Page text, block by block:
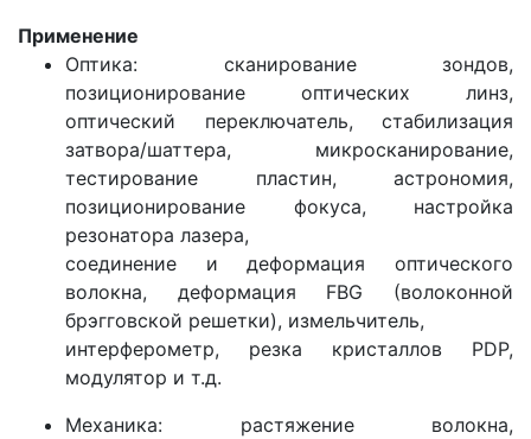
Применение
Оптика: сканирование зондов,
позиционирование оптических линз,
оптический переключатель, стабилизация
затвора/шаттера, микросканирование,
тестирование пластин, астрономия,
позиционирование фокуса, настройка
резонатора лазера,
соединение и деформация оптического
волокна, деформация FBG (волоконной
брэгговской решетки), измельчитель,
интерферометр, резка кристаллов PDP,
модулятор и т.д.
Механика: растяжение волокна,